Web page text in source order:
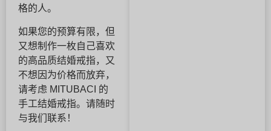
格的人。
如果您的预算有限，但
又想制作一枚自己喜欢
的高品质结婚戒指，又
不想因为价格而放弃，
请考虑 MITUBACI 的
手工结婚戒指。请随时
与我们联系！